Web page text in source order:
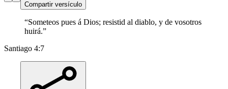
Compartir versículo
“Someteos pues á Dios; resistid al diablo, y de vosotros
huirá.”
Santiago 4:7